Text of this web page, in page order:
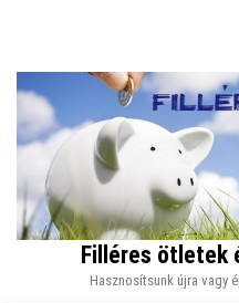
Filléres ötletek
Hasznosítsunk újra vagy